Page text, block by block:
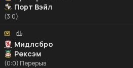
Порт Вэйл
(3:0)
Мидлсбро
Рексэм
(0:0) Перерыв